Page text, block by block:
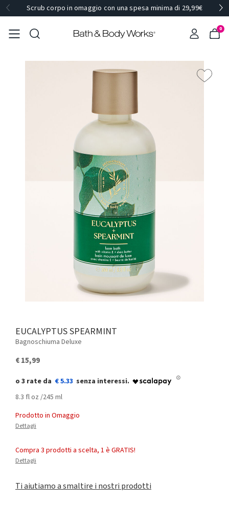
Scrub corpo in omaggio con una spesa minima di 29,99€
0
EUCALYPTUS SPEARMINT
Bagnoschiuma Deluxe
€ 15,99
€ 5.33
8.3 fl oz /245 ml
Prodotto in Omaggio
Dettagli
Compra 3 prodotti a scelta, 1 è GRATIS!
Dettagli
Ti aiutiamo a smaltire i nostri prodotti